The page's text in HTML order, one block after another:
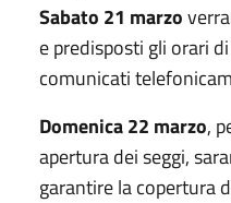
Sabato 21 marzo
e predisposti gli orari
comunicati
Domenica 22 marzo,
apertura dei seggi,
garantire la copertura